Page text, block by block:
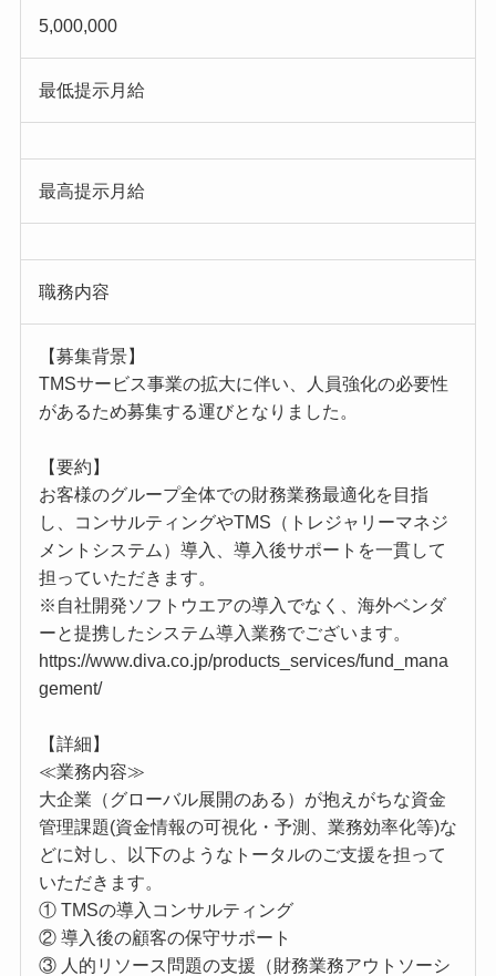
5,000,000
最低提示月給
最高提示月給
職務内容
【募集背景】
TMSサービス事業の拡大に伴い、人員強化の必要性
があるため募集する運びとなりました。
【要約】
お客様のグループ全体での財務業務最適化を目指
し、コンサルティングやTMS（トレジャリーマネジ
メントシステム）導入、導入後サポートを一貫して
担っていただきます。
※自社開発ソフトウエアの導入でなく、海外ベンダ
ーと提携したシステム導入業務でございます。
https://www.diva.co.jp/products_services/fund_mana
gement/
【詳細】
≪業務内容≫
大企業（グローバル展開のある）が抱えがちな資金
管理課題(資金情報の可視化・予測、業務効率化等)な
どに対し、以下のようなトータルのご支援を担って
いただきます。
① TMSの導入コンサルティング
② 導入後の顧客の保守サポート
③ 人的リソース問題の支援（財務業務アウトソーシ